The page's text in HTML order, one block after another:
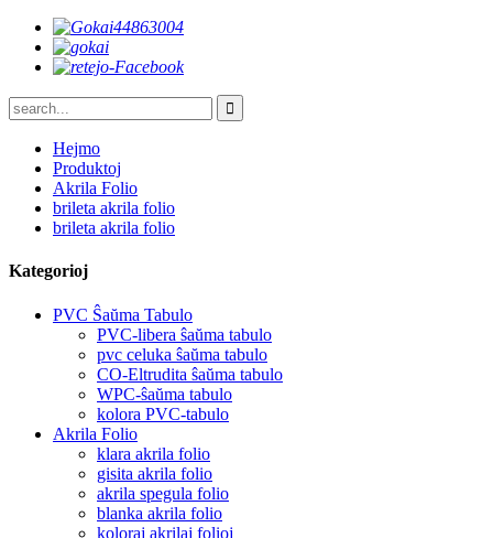
Hejmo
Produktoj
Akrila Folio
brileta akrila folio
brileta akrila folio
Kategorioj
PVC Ŝaŭma Tabulo
PVC-libera ŝaŭma tabulo
pvc celuka ŝaŭma tabulo
CO-Eltrudita ŝaŭma tabulo
WPC-ŝaŭma tabulo
kolora PVC-tabulo
Akrila Folio
klara akrila folio
gisita akrila folio
akrila spegula folio
blanka akrila folio
koloraj akrilaj folioj